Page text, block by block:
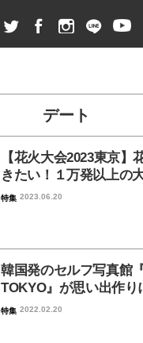
デート
【花火大会2023東京】
きたい！１万発以上の
特集 2023.06.20
韓国発のセルフ写真館
TOKYO』が思い出作
特集 2022.02.20